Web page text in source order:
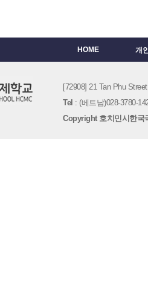
HOME 개
[72908] 21 Tan Phu
Tel : (베트남)028-3780-
Copyright 호치민시한국